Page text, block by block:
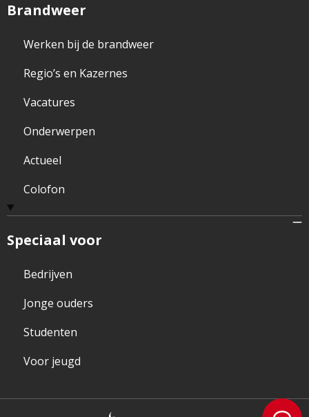
Brandweer
Werken bij de brandweer
Regio’s en Kazernes
Vacatures
Onderwerpen
Actueel
Colofon
Speciaal voor
Bedrijven
Jonge ouders
Studenten
Voor jeugd